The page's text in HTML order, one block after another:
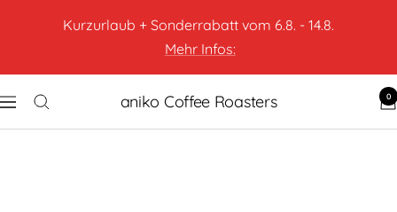
Kurzurlaub + Sonderrabatt vom 6.8. - 14.8.
Mehr Infos:
aniko Coffee Roasters 0